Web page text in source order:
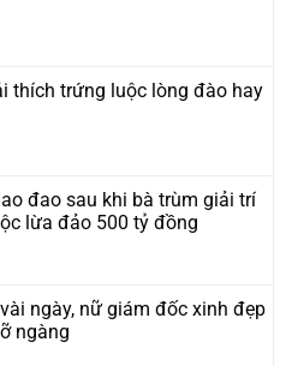
thích trứng luộc lòng đào hay
đao sau khi bà trùm giải trí
lừa đảo 500 tỷ đồng
ngày, nữ giám đốc xinh đẹp
ngàng